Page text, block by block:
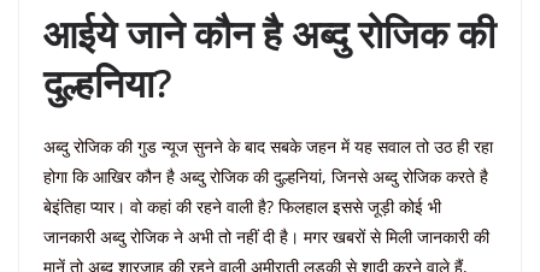
आईये जाने कौन है अब्दु रोजिक की
दुल्हनिया?
अब्दु रोजिक की गुड न्यूज सुनने के बाद सबके जहन में यह सवाल तो उठ ही रहा
होगा कि आखिर कौन है अब्दु रोजिक की दुल्हनियां, जिनसे अब्दु रोजिक करते है
बेइंतिहा प्यार। वो कहां की रहने वाली है? फिलहाल इससे जूड़ी कोई भी
जानकारी अब्दु रोजिक ने अभी तो नहीं दी है। मगर खबरों से मिली जानकारी की
मानें तो अब्दु शारजाह की रहने वाली अमीराती लड़की से शादी करने वाले हैं,